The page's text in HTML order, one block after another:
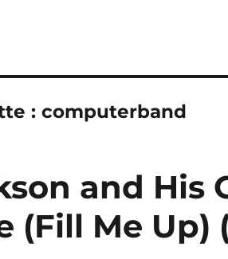
:computerband
and His
(Fill Me Up)